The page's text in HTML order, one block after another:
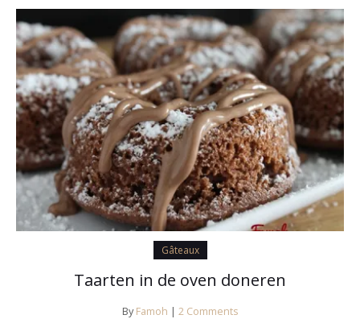
Gâteaux
Taarten in de oven doneren
By Famoh | 2 Comments